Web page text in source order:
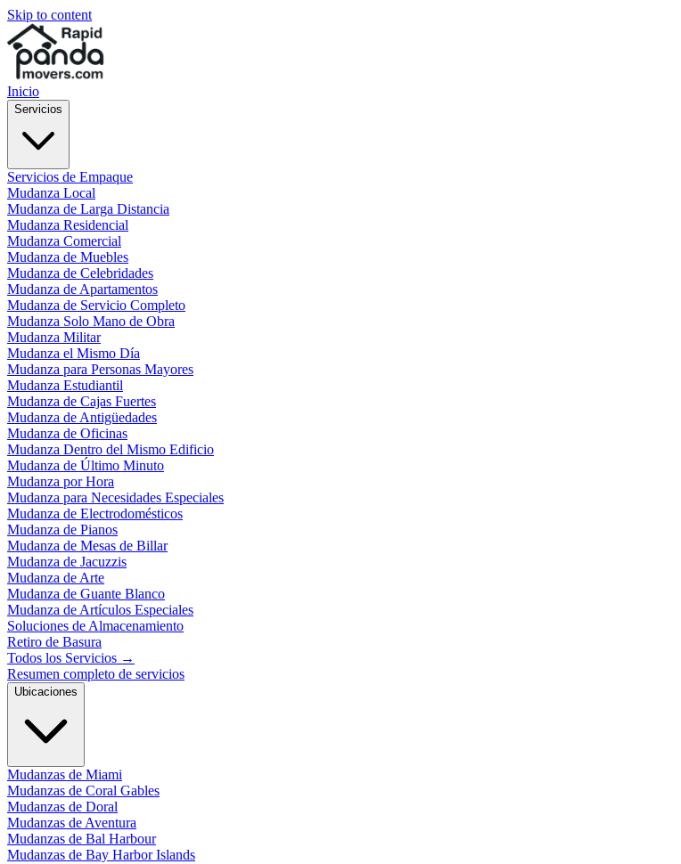
Skip to content
Inicio
Servicios
Servicios de Empaque
Mudanza Local
Mudanza de Larga Distancia
Mudanza Residencial
Mudanza Comercial
Mudanza de Muebles
Mudanza de Celebridades
Mudanza de Apartamentos
Mudanza de Servicio Completo
Mudanza Solo Mano de Obra
Mudanza Militar
Mudanza el Mismo Día
Mudanza para Personas Mayores
Mudanza Estudiantil
Mudanza de Cajas Fuertes
Mudanza de Antigüedades
Mudanza de Oficinas
Mudanza Dentro del Mismo Edificio
Mudanza de Último Minuto
Mudanza por Hora
Mudanza para Necesidades Especiales
Mudanza de Electrodomésticos
Mudanza de Pianos
Mudanza de Mesas de Billar
Mudanza de Jacuzzis
Mudanza de Arte
Mudanza de Guante Blanco
Mudanza de Artículos Especiales
Soluciones de Almacenamiento
Retiro de Basura
Todos los Servicios →
Resumen completo de servicios
Ubicaciones
Mudanzas de Miami
Mudanzas de Coral Gables
Mudanzas de Doral
Mudanzas de Aventura
Mudanzas de Bal Harbour
Mudanzas de Bay Harbor Islands